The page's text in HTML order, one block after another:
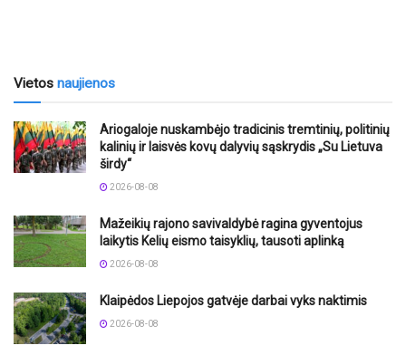
Vietos naujienos
Ariogaloje nuskambėjo tradicinis tremtinių, politinių
kalinių ir laisvės kovų dalyvių sąskrydis „Su Lietuva
širdy“
2026-08-08
Mažeikių rajono savivaldybė ragina gyventojus
laikytis Kelių eismo taisyklių, tausoti aplinką
2026-08-08
Klaipėdos Liepojos gatvėje darbai vyks naktimis
2026-08-08